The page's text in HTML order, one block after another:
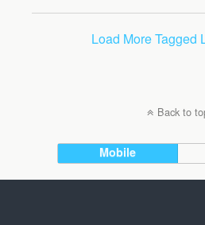
Load More
Back to
Mobile